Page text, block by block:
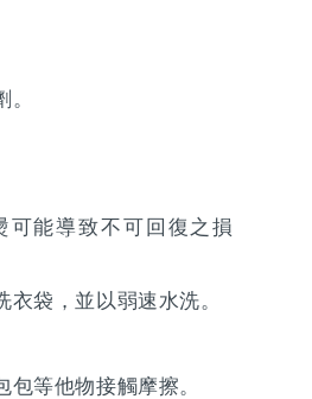
可能導致不可回復之損
袋，並以弱速水洗。
等他物接觸摩擦。